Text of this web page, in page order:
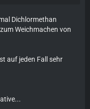
Dichlormethan
Weichmachen von
auf jeden Fall sehr